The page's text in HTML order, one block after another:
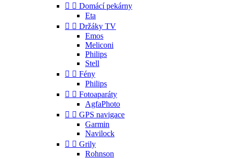
  Domácí pekárny
Eta
  Držáky TV
Emos
Meliconi
Philips
Stell
  Fény
Philips
  Fotoaparáty
AgfaPhoto
  GPS navigace
Garmin
Navilock
  Grily
Rohnson